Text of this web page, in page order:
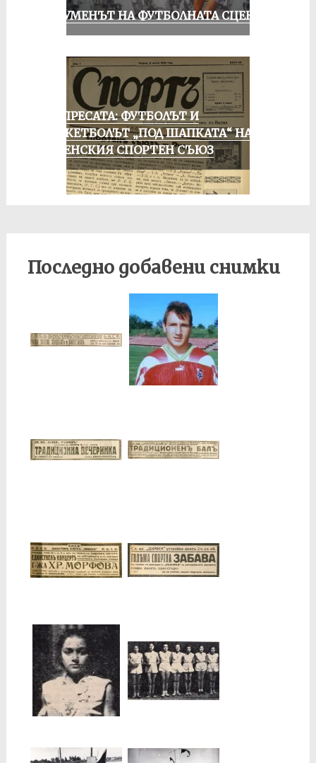
ШОУМЕНЪТ НА ФУТБОЛНАТА СЦЕНА
ОТ ПРЕСАТА: ФУТБОЛЪТ И
БАСКЕТБОЛЪТ „ПОД ШАПКАТА“ НА
РУСЕНСКИЯ СПОРТЕН СЪЮЗ
Последно добавени снимки